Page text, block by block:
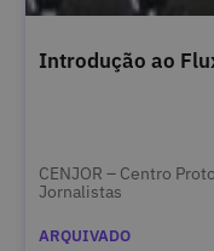
Introdução ao
CENJOR – Centro
Jornalistas
ARQUIVADO